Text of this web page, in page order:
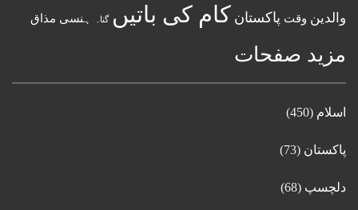
والدین وقت پاکستان کام کی باتیں گناہ ہنسی مذاق
مزید صفحات
اسلام (450)
پاکستان (73)
دلچسپ (68)